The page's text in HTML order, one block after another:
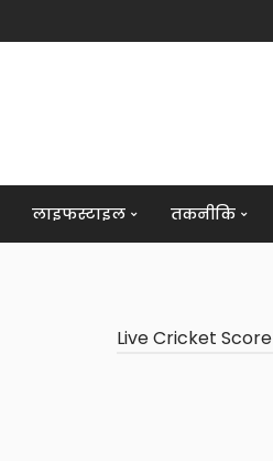
लाइफस्टाइल तकनीकि
Live Cricket Score